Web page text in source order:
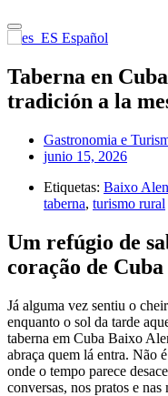
Español
Taberna en
tradición a la
Gastronomia e
junio 15, 2026
Etiquetas: Baixo
taberna, turismo rural
Um refúgio de
coração de
Já alguma vez sentiu o
enquanto o sol da tarde
taberna em Cuba Baixo
abraça quem lá entra. Não
onde o tempo parece
conversas, nos pratos e